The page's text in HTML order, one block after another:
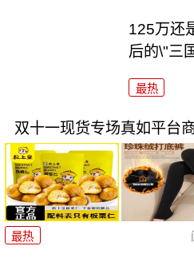
125万还
后的\"三
最热
双十一现货专场真如平台
最热